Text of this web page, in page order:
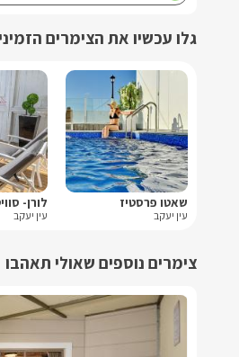
גלו עכשיו את הצימרים
שאטו פרסטיז
עין יעקב
לורן-
עין יעקב
צימרים נוספים שאולי תאהבו